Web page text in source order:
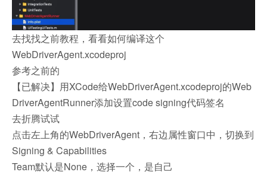
去找找之前教程，看看如何编译这个
WebDriverAgent.xcodeproj
参考之前的
【已解决】用XCode给WebDriverAgent.xcodeproj的Web
DriverAgentRunner添加设置code signing代码签名
去折腾试试
点击左上角的WebDriverAgent，右边属性窗口中，切换到
Signing & Capabilities
Team默认是None，选择一个，是自己